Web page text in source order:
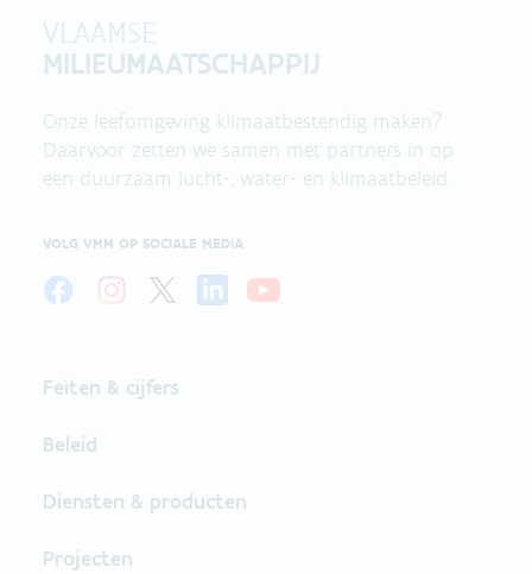
VLAAMSE
MILIEUMAATSCHAPPIJ
Onze leefomgeving klimaatbestendig maken?
Daarvoor zetten we samen met partners in op
een duurzaam lucht-, water- en klimaatbeleid.
VOLG VMM OP SOCIALE MEDIA
Feiten & cijfers
Beleid
Diensten & producten
Projecten